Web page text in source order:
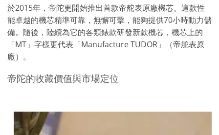
於2015年，帝陀更開始推出首款帝舵表原廠機芯。這款性
能卓越的機芯精準可靠，無懈可擊，能夠提供70小時動力儲
備。隨後，陸續為它的各類錶款研發新款機芯，機芯上的
「MT」字樣更代表「Manufacture TUDOR」（帝舵表原
廠）。
帝陀的收藏價值與市場定位